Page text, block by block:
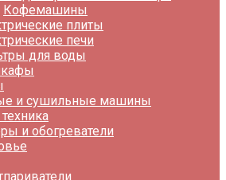
Кофемашины
плиты
печи
для воды
и сушильные машины
и обогреватели